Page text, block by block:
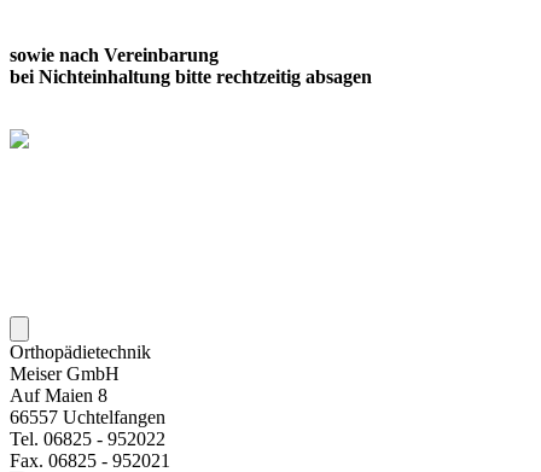
sowie nach Vereinbarung
bei Nichteinhaltung bitte rechtzeitig absagen
Orthopädietechnik
Meiser GmbH
Auf Maien 8
66557 Uchtelfangen
Tel. 06825 - 952022
Fax. 06825 - 952021